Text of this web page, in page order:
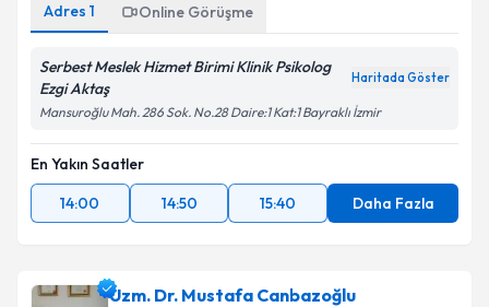
Adres 1 Online Görüşme
Serbest Meslek Hizmet Birimi Klinik Psikolog
Ezgi Aktaş
Haritada Göster
Mansuroğlu Mah. 286 Sok. No.28 Daire:1 Kat:1 Bayraklı İzmir
En Yakın Saatler
14:00
14:50 15:40 Daha Fazla
Uzm. Dr. Mustafa Canbazoğlu